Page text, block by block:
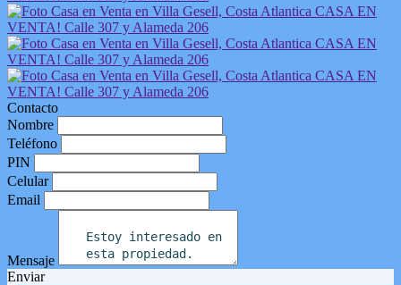
Contacto
Nombre
Teléfono
PIN
Celular
Email
Mensaje
Enviar